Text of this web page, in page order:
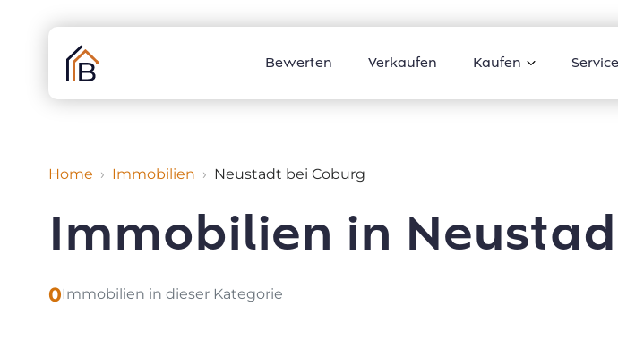
Bewerten Verkaufen Kaufen Service
Home Immobilien Neustadt bei Coburg
Immobilien in
0Immobilien in dieser Kategorie